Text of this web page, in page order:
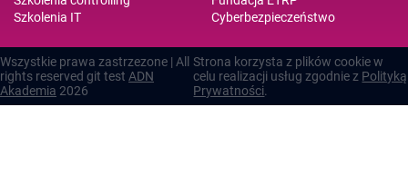
Szkolenia IT
Cyberbezpieczeństwo
Wszystkie prawa zastrzezone | All
rights reserved git test ADN
Akademia 2026
Strona korzysta z plików cookie w
celu realizacji usług zgodnie z Polityką
Prywatności.